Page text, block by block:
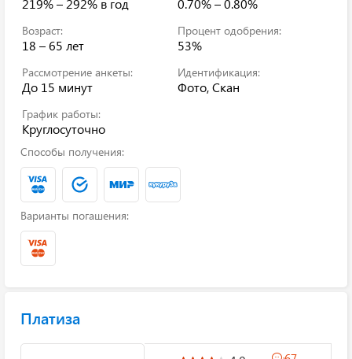
219% – 292% в год 0.70% – 0.80%
Возраст:
18 – 65 лет
Процент одобрения:
53%
Рассмотрение анкеты:
До 15 минут
Идентификация:
Фото, Скан
График работы:
Круглосуточно
Способы получения:
Варианты погашения:
Платиза